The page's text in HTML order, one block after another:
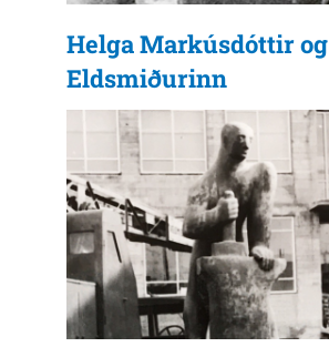
Helga Markúsdóttir og
Eldsmiðurinn